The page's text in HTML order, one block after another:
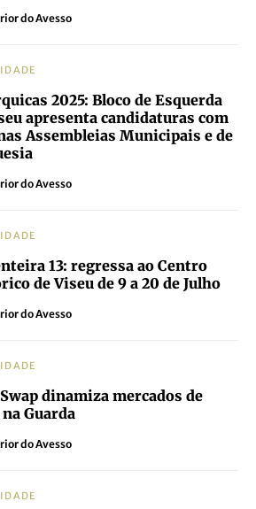
do Avesso
2025: Bloco de Esquerda
apresenta candidaturas com
Assembleias Municipais e de
do Avesso
13: regressa ao Centro
de Viseu de 9 a 20 de Julho
do Avesso
Swap dinamiza mercados de
Guarda
do Avesso